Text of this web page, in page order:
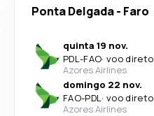
Ponta Delgada- Faro
quinta 19 nov.
PDL-FAO· voo direto
Azores Airlines
domingo 22 nov.
FAO-PDL· voo direto
Azores Airlines